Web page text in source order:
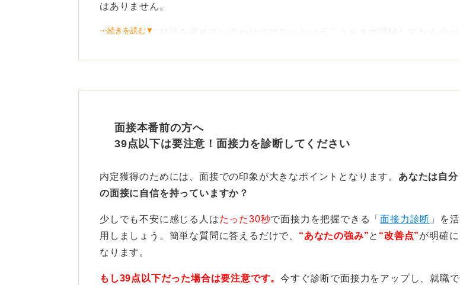
はありません。
企業がそこで結論を求めているわけではないということをまず理解しておくのが
見られているのは、「人の話をしっかり聞けるか」「自分の思いをどう伝える
か」といったコミュニケーションの姿勢です。
次は何を言おうかと考えるあまり、人の話を聞いていないということになれば本
末転倒です。
どんな場面でも、相手への敬意や丁寧な言葉遣いといったルールを守ることが大
前提です。
たとえ自分と違う意見でも、まずはしっかりと受け止め、そのうえで自分の考え
を冷静に話すことを心掛けてください。
⋯続きを読む▼
面接本番前の方へ
39点以下は要注意！面接力を診断してください
内定獲得のためには、面接での印象が大きなポイントとなります。 あなたは自分
の面接に自信を持っていますか？
少しでも不安に感じる人はたった30秒で面接力を把握できる「面接力診断 」を活
用しましょう。簡単な質問に答えるだけで、 “あなたの強み”と “改善点”が明確に
なります。
もし39点以下だった場合は要注意です。今すぐ診断で面接力をアップし、就職で